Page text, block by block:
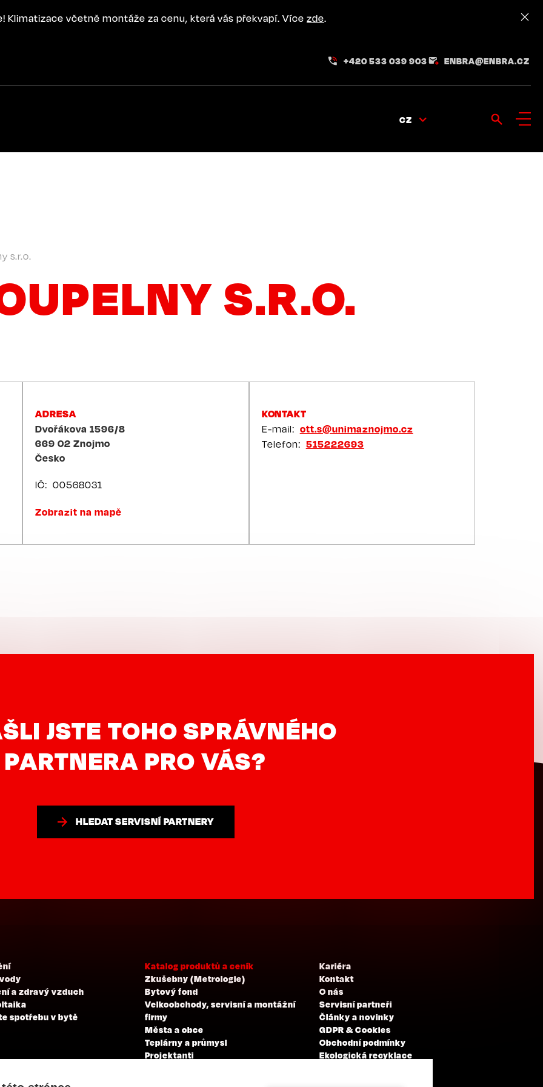
Klimatizace včetně montáže za cenu, která vás překvapí. Více zde.
+420 533 039 903 ENBRA@ENBRA.CZ
CZ
s.r.o.
S.R.O.
ADRESA
Dvořákova 1596/8
669 02 Znojmo
Česko
IČ 00568031
Zobrazit na mapě
KONTAKT
E-mail
ott.s@unimaznojmo.cz
Telefon
515222693
JSTE TOHO SPRÁVNÉHO
PARTNERA PRO VÁS?
HLEDAT SERVISNÍ PARTNERY
a zdravý vzduch
spotřebu v bytě
Katalog produktů a ceník
Zkušebny (Metrologie)
Bytový fond
Velkoobchody, servisní a montážní
firmy
Města a obce
Teplárny a průmysl
Projektanti
Kariéra
Kontakt
O nás
Servisní partneři
Články a novinky
GDPR & Cookies
Obchodní podmínky
Ekologická recyklace